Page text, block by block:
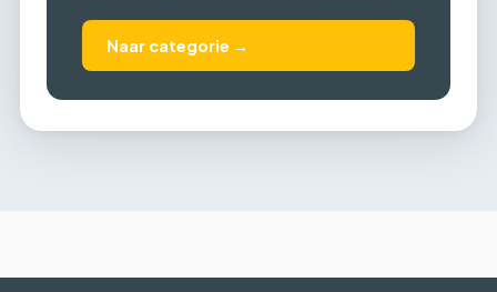
Naar categorie →